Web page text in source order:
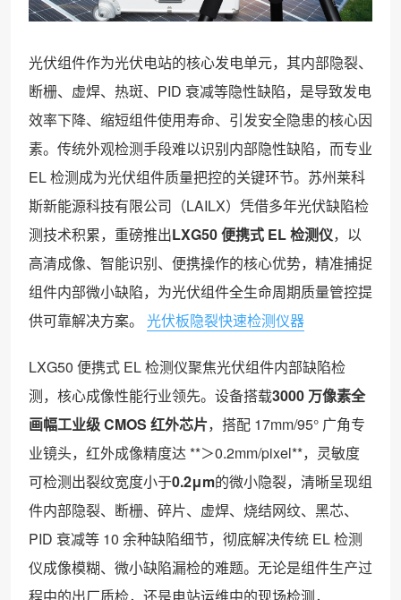
光伏组件作为光伏电站的核心发电单元，其内部隐裂、
断栅、虚焊、热斑、PID 衰减等隐性缺陷，是导致发电
效率下降、缩短组件使用寿命、引发安全隐患的核心因
素。传统外观检测手段难以识别内部隐性缺陷，而专业
EL 检测成为光伏组件质量把控的关键环节。苏州莱科
斯新能源科技有限公司（LAILX）凭借多年光伏缺陷检
测技术积累，重磅推出LXG50 便携式 EL 检测仪，以
高清成像、智能识别、便携操作的核心优势，精准捕捉
组件内部微小缺陷，为光伏组件全生命周期质量管控提
供可靠解决方案。
光伏板隐裂快速检测仪器
LXG50 便携式 EL 检测仪聚焦光伏组件内部缺陷检
测，核心成像性能行业领先。设备搭载3000 万像素全
画幅工业级 CMOS 红外芯片，搭配 17mm/95° 广角专
业镜头，红外成像精度达 **＞0.2mm/pixel**，灵敏度
可检测出裂纹宽度小于0.2μm的微小隐裂，清晰呈现组
件内部隐裂、断栅、碎片、虚焊、烧结网纹、黑芯、
PID 衰减等 10 余种缺陷细节，彻底解决传统 EL 检测
仪成像模糊、微小缺陷漏检的难题。无论是组件生产过
程中的出厂质检，还是电站运维中的现场检测，